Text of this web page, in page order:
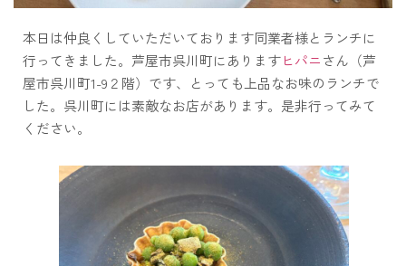
本日は仲良くしていただいております同業者様とランチに
行ってきました。芦屋市呉川町にありますヒパニさん（芦
屋市呉川町1-9２階）です、とっても上品なお味のランチで
した。呉川町には素敵なお店があります。是非行ってみて
ください。